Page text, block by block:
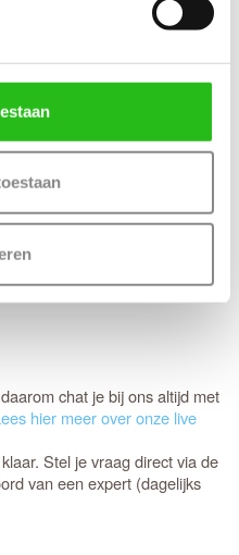
graag direct voor je voor.
specifieke fabrieksboring
deurkrukken speciaal
het om dit specifieke
om de deuren te ruilen,
kleur en uitvoering helemaal
chat je bij ons altijd met
hier meer over onze live
Stel je vraag direct via de
van een expert (dagelijks